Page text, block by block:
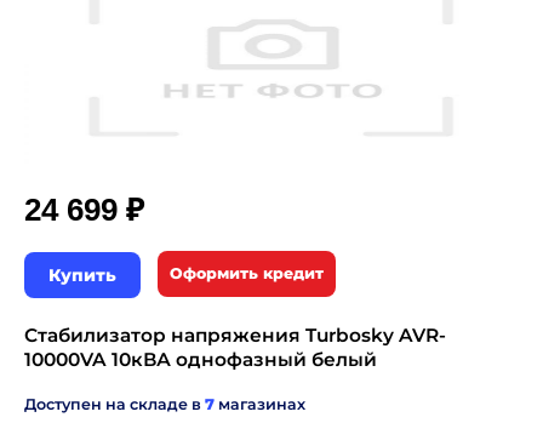
24 699 ₽
Купить Оформить кредит
Стабилизатор напряжения Turbosky AVR-
10000VA 10кВА однофазный белый
Доступен на складе в 7 магазинах